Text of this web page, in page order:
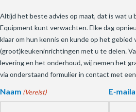
Altijd het beste advies op maat, dat is wat u
Equipment kunt verwachten. Elke dag
klaar om hun kennis en kunde op het gebied
(groot)keukeninrichtingen met u te delen.
levering en het onderhoud, wij nemen het
via onderstaand formulier in contact met
Naam (Vereist) E-